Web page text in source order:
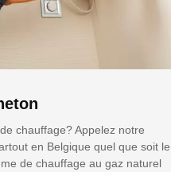
chauffage? Appelez notre
en Belgique quel que soit le
de chauffage au gaz naturel